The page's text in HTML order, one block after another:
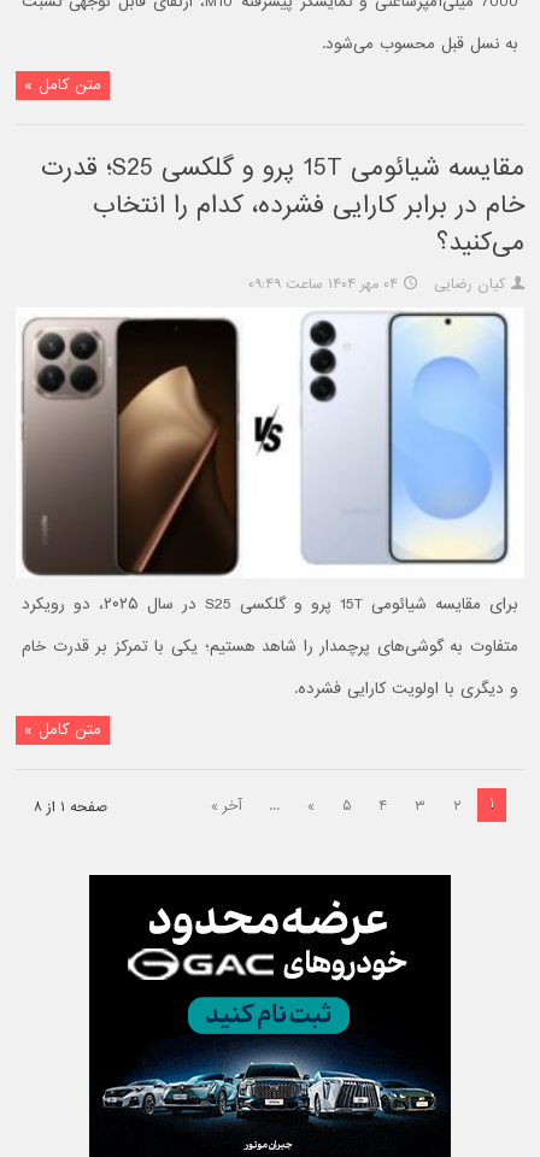
به نسل قبل محسوب می‌شود.
متن کامل »
مقایسه شیائومی 15T پرو و گلکسی S25؛ قدرت
خام در برابر کارایی فشرده، کدام را انتخاب
می‌کنید؟
کیان رضایی ۰۴ مهر ۱۴۰۴ ساعت ۰۹:۴۹
برای مقایسه شیائومی 15T پرو و گلکسی S25 در سال ۲۰۲۵، دو رویکرد
متفاوت به گوشی‌های پرچمدار را شاهد هستیم؛ یکی با تمرکز بر قدرت خام
و دیگری با اولویت کارایی فشرده.
متن کامل »
صفحه ۱ از ۸ ۱ ۲ ۳ ۴ ۵ »
... آخر »